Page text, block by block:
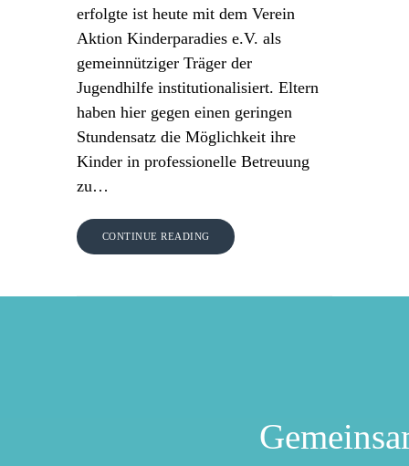
erfolgte ist heute mit dem Verein
Aktion Kinderparadies e.V. als
gemeinnütziger Träger der
Jugendhilfe institutionalisiert. Eltern
haben hier gegen einen geringen
Stundensatz die Möglichkeit ihre
Kinder in professionelle Betreuung
zu…
CONTINUE READING